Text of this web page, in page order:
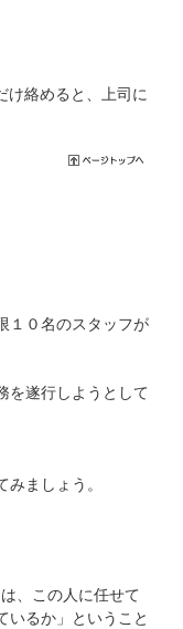
け絡めると、上司に
１０名のスタッフが
を遂行しようとして
ましょう。
、この人に任せて
いるか」ということ